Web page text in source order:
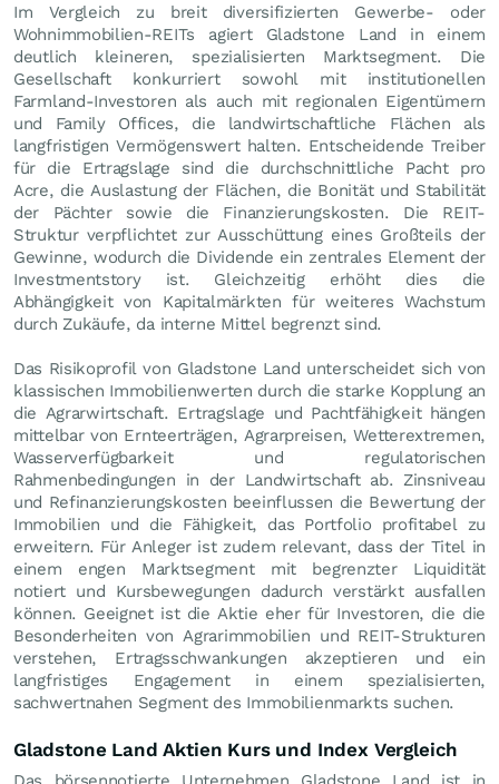
Im Vergleich zu breit diversifizierten Gewerbe- oder
Wohnimmobilien-REITs agiert Gladstone Land in einem
deutlich kleineren, spezialisierten Marktsegment. Die
Gesellschaft konkurriert sowohl mit institutionellen
Farmland-Investoren als auch mit regionalen Eigentümern
und Family Offices, die landwirtschaftliche Flächen als
langfristigen Vermögenswert halten. Entscheidende Treiber
für die Ertragslage sind die durchschnittliche Pacht pro
Acre, die Auslastung der Flächen, die Bonität und Stabilität
der Pächter sowie die Finanzierungskosten. Die REIT-
Struktur verpflichtet zur Ausschüttung eines Großteils der
Gewinne, wodurch die Dividende ein zentrales Element der
Investmentstory ist. Gleichzeitig erhöht dies die
Abhängigkeit von Kapitalmärkten für weiteres Wachstum
durch Zukäufe, da interne Mittel begrenzt sind.
Das Risikoprofil von Gladstone Land unterscheidet sich von
klassischen Immobilienwerten durch die starke Kopplung an
die Agrarwirtschaft. Ertragslage und Pachtfähigkeit hängen
mittelbar von Ernteerträgen, Agrarpreisen, Wetterextremen,
Wasserverfügbarkeit und regulatorischen
Rahmenbedingungen in der Landwirtschaft ab. Zinsniveau
und Refinanzierungskosten beeinflussen die Bewertung der
Immobilien und die Fähigkeit, das Portfolio profitabel zu
erweitern. Für Anleger ist zudem relevant, dass der Titel in
einem engen Marktsegment mit begrenzter Liquidität
notiert und Kursbewegungen dadurch verstärkt ausfallen
können. Geeignet ist die Aktie eher für Investoren, die die
Besonderheiten von Agrarimmobilien und REIT-Strukturen
verstehen, Ertragsschwankungen akzeptieren und ein
langfristiges Engagement in einem spezialisierten,
sachwertnahen Segment des Immobilienmarkts suchen.
Gladstone Land Aktien Kurs und Index Vergleich